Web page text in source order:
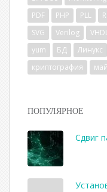
PDF
PHP PLL
SVG
Verilog
yum
БД Линукс
криптография
ПОПУЛЯРНОЕ
Сдвиг